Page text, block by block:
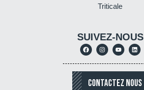
Triticale
SUIVEZ-NOUS
CONTACTEZ NOUS